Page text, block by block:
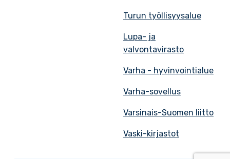
Turun työllisyysalue
Lupa- ja
valvontavirasto
Varha - hyvinvointialue
Varha-sovellus
Varsinais-Suomen liitto
Vaski-kirjastot